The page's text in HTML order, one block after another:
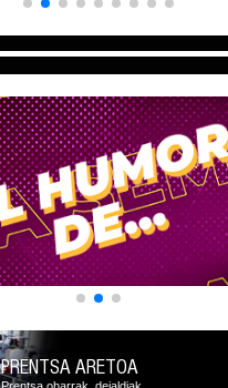
PRENTSA ARETOA